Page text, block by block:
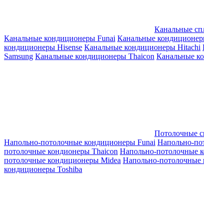
Канальные
Канальные кондиционеры Funai Канальные
кондиционеры Hisense Канальные кондиционеры Hitachi
Samsung Канальные кондиционеры Thaicon Канальные
Потолочные
Напольно-потолочные кондиционеры Funai Напольно-
потолочные кондионеры Thaicon Напольно-потолочные
потолочные кондиционеры Midea Напольно-потолочные
кондиционеры Toshiba